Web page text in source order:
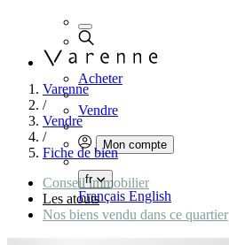
Acheter
Vendre
Mon compte
fr
Français English
Varenne
/
Vendre
/
Fiche de bien
Conseil immobilier
Les atouts
Nos biens vendu dans ce quartier